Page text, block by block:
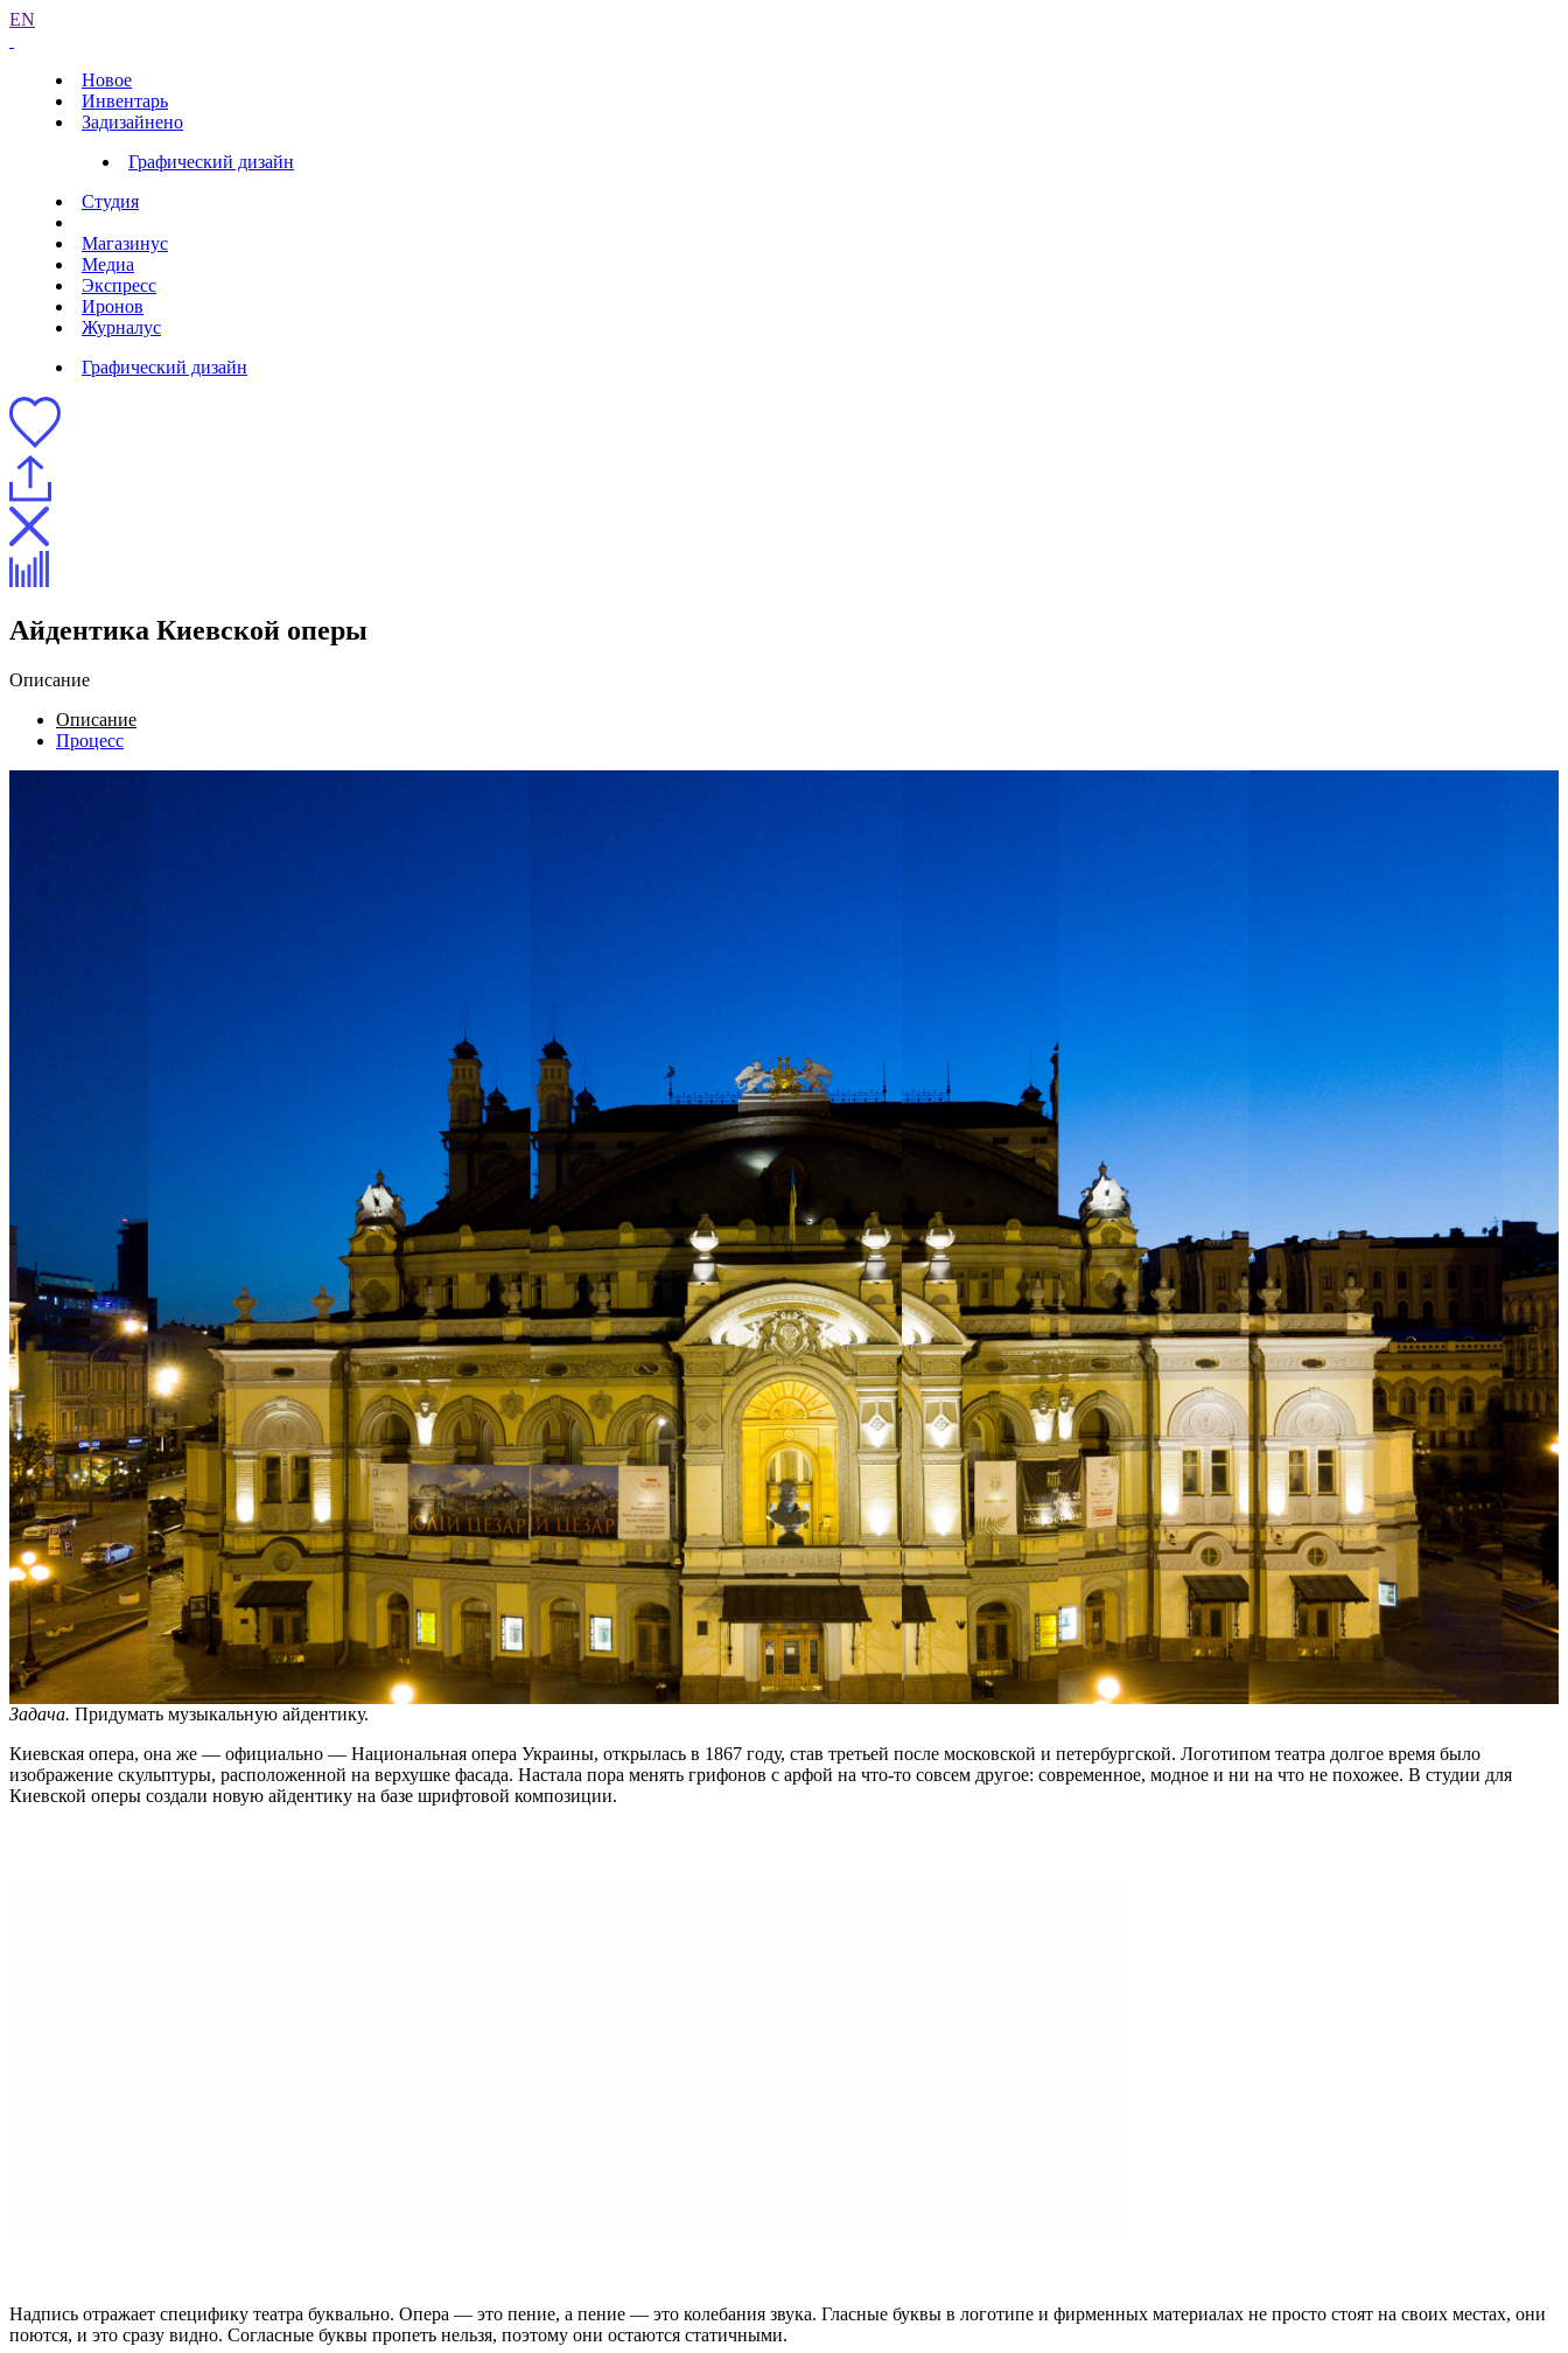
EN
Новое
Инвентарь
Задизайнено
Графический дизайн
Студия
Магазинус
Медиа
Экспресс
Иронов
Журналус
Графический дизайн
Айдентика Киевской оперы
Описание
Описание
Процесс
Задача. Придумать музыкальную айдентику.
Киевская опера, она же — официально — Национальная опера Украины, открылась в 1867 году, став третьей после московской и петербургской. Логотипом театра долгое время было
изображение скульптуры, расположенной на верхушке фасада. Настала пора менять грифонов с арфой на что-то совсем другое: современное, модное и ни на что не похожее. В студии для
Киевской оперы создали новую айдентику на базе шрифтовой композиции.
Надпись отражает специфику театра буквально. Опера — это пение, а пение — это колебания звука. Гласные буквы в логотипе и фирменных материалах не просто стоят на своих местах, они
поются, и это сразу видно. Согласные буквы пропеть нельзя, поэтому они остаются статичными.